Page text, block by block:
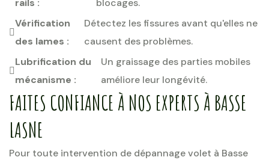
rails :
blocages.
Vérification
des lames :
Détectez les fissures avant qu'elles ne
causent des problèmes.
Lubrification du
mécanisme :
Un graissage des parties mobiles
améliore leur longévité.
FAITES CONFIANCE À NOS EXPERTS À BASSE
LASNE
Pour toute intervention de dépannage volet à Basse